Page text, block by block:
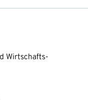
Wirtschafts-